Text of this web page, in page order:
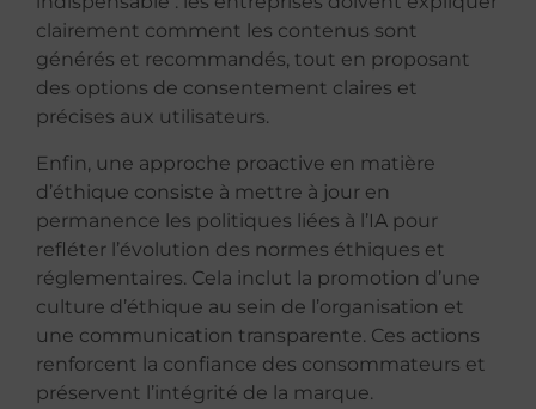
clairement comment les contenus sont
générés et recommandés, tout en proposant
des options de consentement claires et
précises aux utilisateurs.
Enfin, une approche proactive en matière
d’éthique consiste à mettre à jour en
permanence les politiques liées à l’IA pour
refléter l’évolution des normes éthiques et
réglementaires. Cela inclut la promotion d’une
culture d’éthique au sein de l’organisation et
une communication transparente. Ces actions
renforcent la confiance des consommateurs et
préservent l’intégrité de la marque.